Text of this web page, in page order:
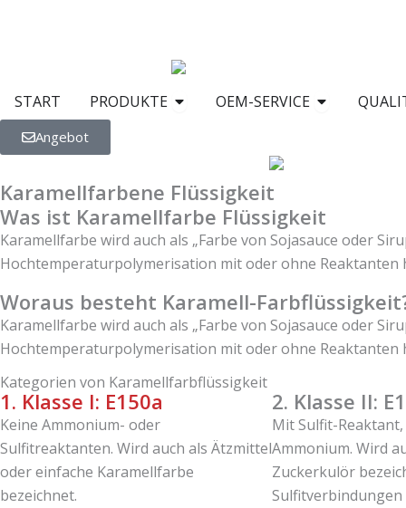
START PRODUKTE PRODUKTE öffnen
OEM-SERVICE Offener
Angebot
Karamellfarbene Flüssigkeit
Was ist Karamellfarbe Flüssigkeit
Karamellfarbe wird auch als „Farbe von Sojasauce oder
Hochtemperaturpolymerisation mit oder ohne Reaktanten
Woraus besteht Karamell-
Karamellfarbe wird auch als „Farbe von Sojasauce oder
Hochtemperaturpolymerisation mit oder ohne Reaktanten
Kategorien von Karamellfarbflüssigkeit
1. Klasse I: E150a
Keine Ammonium- oder
Sulfitreaktanten. Wird auch als Ätzmittel
oder einfache Karamellfarbe
bezeichnet.
2. Klasse II:
Mit Sulfit-
Ammonium. Wird
Zuckerkulör
Sulfitverbindungen